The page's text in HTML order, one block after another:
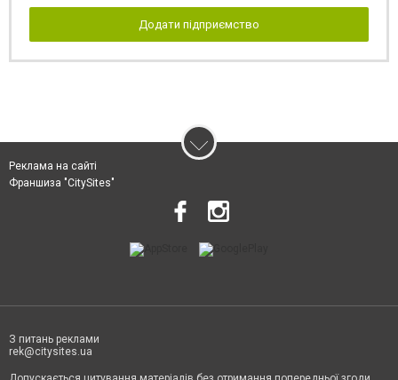
Додати підприємство
Реклама на сайті
Франшиза "CitySites"
З питань реклами
rek@citysites.ua